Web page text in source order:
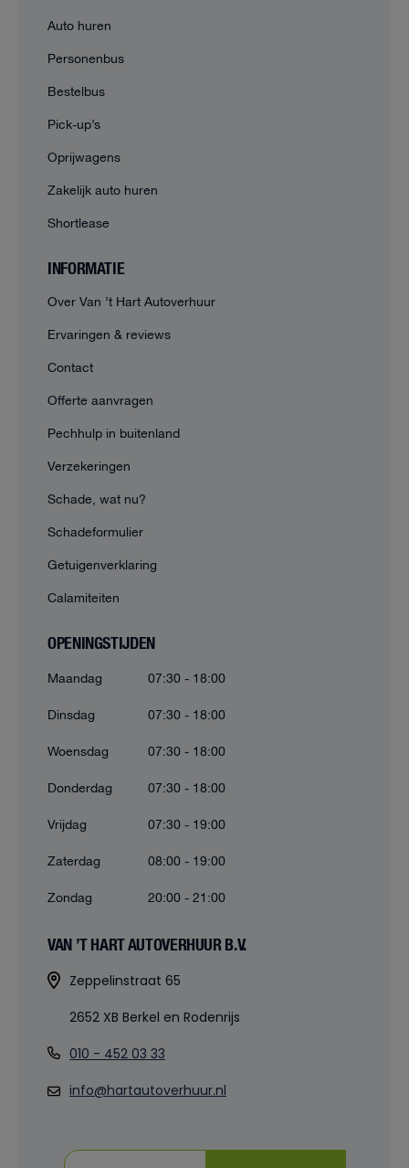
Auto huren
Personenbus
Bestelbus
Pick-up’s
Oprijwagens
Zakelijk auto huren
Shortlease
INFORMATIE
Over Van ’t Hart Autoverhuur
Ervaringen & reviews
Contact
Offerte aanvragen
Pechhulp in buitenland
Verzekeringen
Schade, wat nu?
Schadeformulier
Getuigenverklaring
Calamiteiten
OPENINGSTIJDEN
Maandag
07:30 - 18:00
Dinsdag
07:30 - 18:00
Woensdag
07:30 - 18:00
Donderdag
07:30 - 18:00
Vrijdag
07:30 - 19:00
Zaterdag
08:00 - 19:00
Zondag
20:00 - 21:00
VAN ’T HART AUTOVERHUUR B.V.
Zeppelinstraat 65
2652 XB Berkel en Rodenrijs
010 - 452 03 33
info@hartautoverhuur.nl